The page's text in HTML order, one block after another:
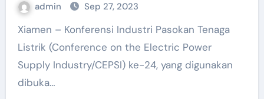
admin Sep 27, 2023
Xiamen – Konferensi Industri Pasokan Tenaga
Listrik (Conference on the Electric Power
Supply Industry/CEPSI) ke-24, yang digunakan
dibuka…